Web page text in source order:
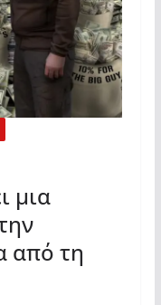
μια
από τη